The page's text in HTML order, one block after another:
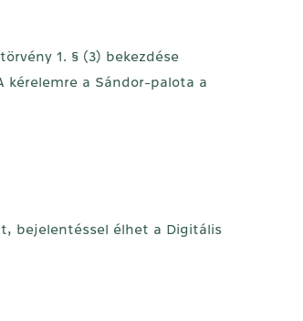
1. § (3) bekezdése
kérelemre a Sándor-palota a
bejelentéssel élhet a Digitális